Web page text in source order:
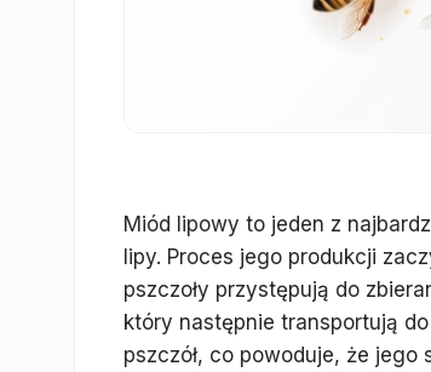
Miód lipowy to jeden z
lipy. Proces jego produkcji
pszczoły przystępują do
który następnie transportują
pszczół, co powoduje, że jego